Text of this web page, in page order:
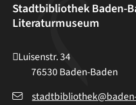
Stadtbibliothek Baden-
Literaturmuseum
Luisenstr. 34
76530 Baden-Baden